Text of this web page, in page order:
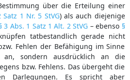
über die Erteilung einer
Satz 1 Nr. 5 StVG) als auch diejenige
3 Abs. 1 Satz 1 Alt. 2 StVG – ebenso §
tatbestandlich gerade nicht
Fehlen der Befähigung im Sinne
an, sondern ausdrücklich an die
bzw. Fehlens. Das übergeht die
Darlegungen. Es spricht aber